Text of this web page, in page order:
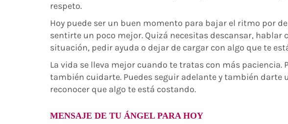
respeto.
Hoy puede ser un buen momento para bajar el ritmo por
sentirte un poco mejor. Quizá necesitas descansar, hablar
situación, pedir ayuda o dejar de cargar con algo que te
La vida se lleva mejor cuando te tratas con más
también cuidarte. Puedes seguir adelante y también darte
reconocer que algo te está costando.
MENSAJE DE TU ÁNGEL PARA HOY